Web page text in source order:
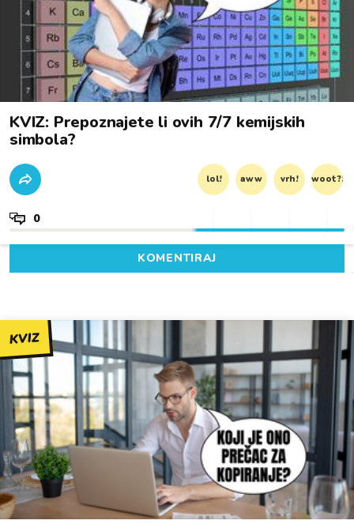
KVIZ: Prepoznajete li ovih 7/7 kemijskih
simbola?
lol! aww vrh! woot?!
0
KOMENTIRAJ
KVIZ